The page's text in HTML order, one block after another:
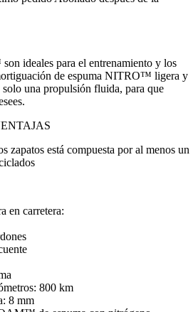
ideales para el entrenamiento y los
de espuma NITRO™ ligera y
una propulsión fluida, para que
zapatos está compuesta por al menos un
en carretera:
800 km
8 mm